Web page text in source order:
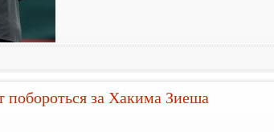
за Хакима Зиеша